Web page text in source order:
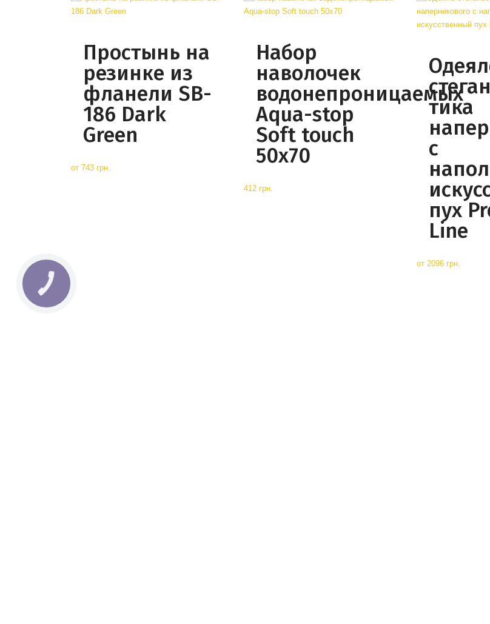
Простынь на
резинке из
фланели SB-
186 Dark
Green
от 743 грн.
Набор
наволочек
водонепроницаемых
Aqua-stop
Soft touch
50x70
412 грн.
тика
с
пух
Line
от 2096 грн.
КНОПКА
СВЯЗИ